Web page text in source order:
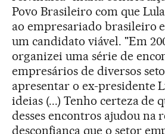
Povo Brasileiro com que
ao empresariado brasileiro
um candidato viável. "Em
organizei uma série de
empresários de diversos
apresentar o ex-presidente
ideias (...) Tenho certeza de
desses encontros ajudou na
desconfiança que o setor